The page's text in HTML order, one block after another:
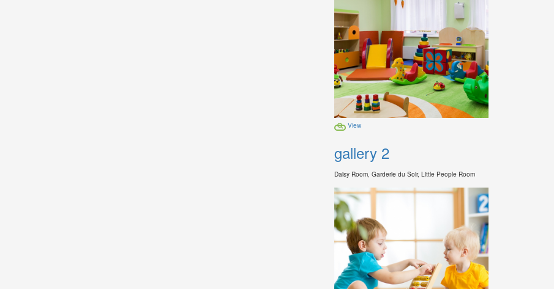
View
gallery 2
Daisy Room, Garderie du Soir, Little People Room